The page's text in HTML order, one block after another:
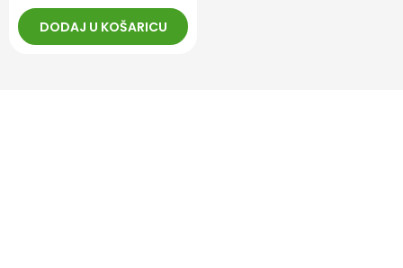
DODAJ U KOŠARICU